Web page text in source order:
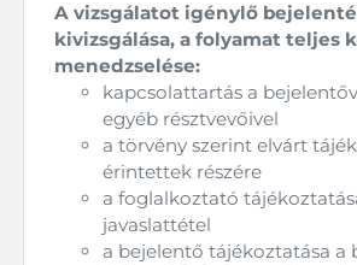
A vizsgálatot igénylő
kivizsgálása, a folyamat teljes
menedzselése:
kapcsolattartás a
egyéb résztvevőivel
a törvény szerint elvárt
érintettek részére
a foglalkoztató
javaslattétel
a bejelentő tájékoztatása a